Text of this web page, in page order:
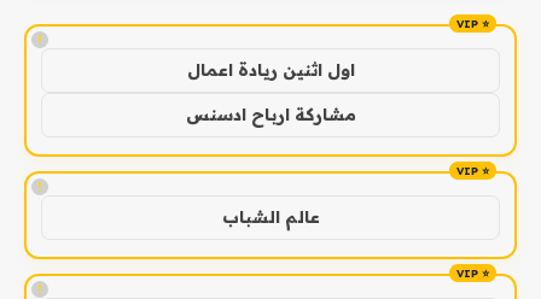
!
اول اثنين ريادة اعمال
مشاركة ارباح ادسنس
!
عالم الشباب
!